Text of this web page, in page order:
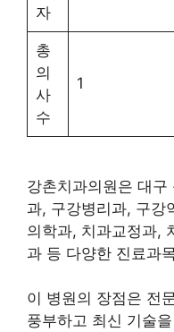
자
총
의
사
수
1
강촌치과의원은 대
과, 구강병리과, 구강
의학과, 치과교정과,
과 등 다양한 진료과
이 병원의 장점은 전
풍부하고 최신 기술